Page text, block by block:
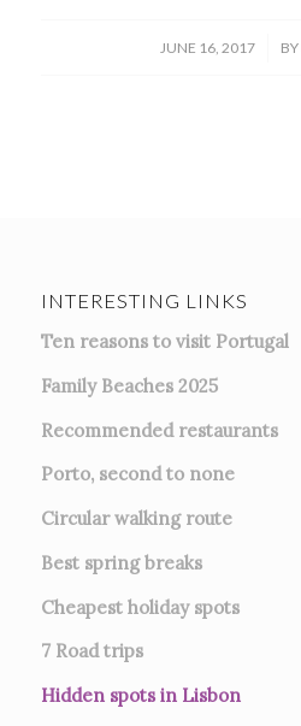
JUNE 16, 2017
/ BY
INTERESTING LINKS
Ten reasons to visit Portugal
Family Beaches 2025
Recommended restaurants
Porto, second to none
Circular walking route
Best spring breaks
Cheapest holiday spots
7 Road trips
Hidden spots in Lisbon